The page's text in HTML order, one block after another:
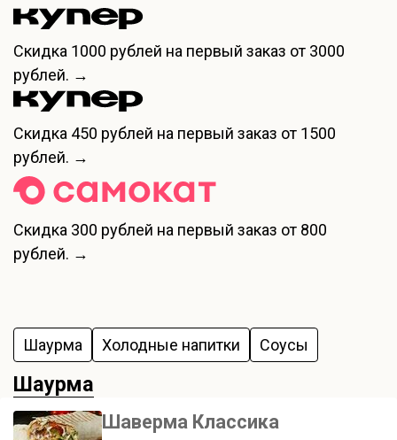
Скидка 1000 рублей на первый заказ от 3000
рублей. →
Скидка 450 рублей на первый заказ от 1500
рублей. →
Скидка 300 рублей на первый заказ от 800
рублей. →
Шаурма Холодные напитки Соусы
Шаурма
Шаверма Классика